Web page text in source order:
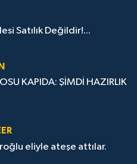
Satılık Değildir!...
KAPIDA: ŞİMDİ HAZIRLIK
eliyle ateşe attılar.